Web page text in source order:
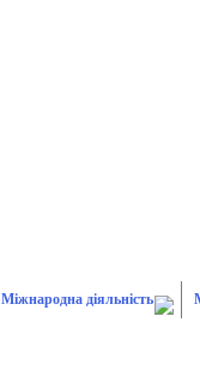
Міжнародна діяльність